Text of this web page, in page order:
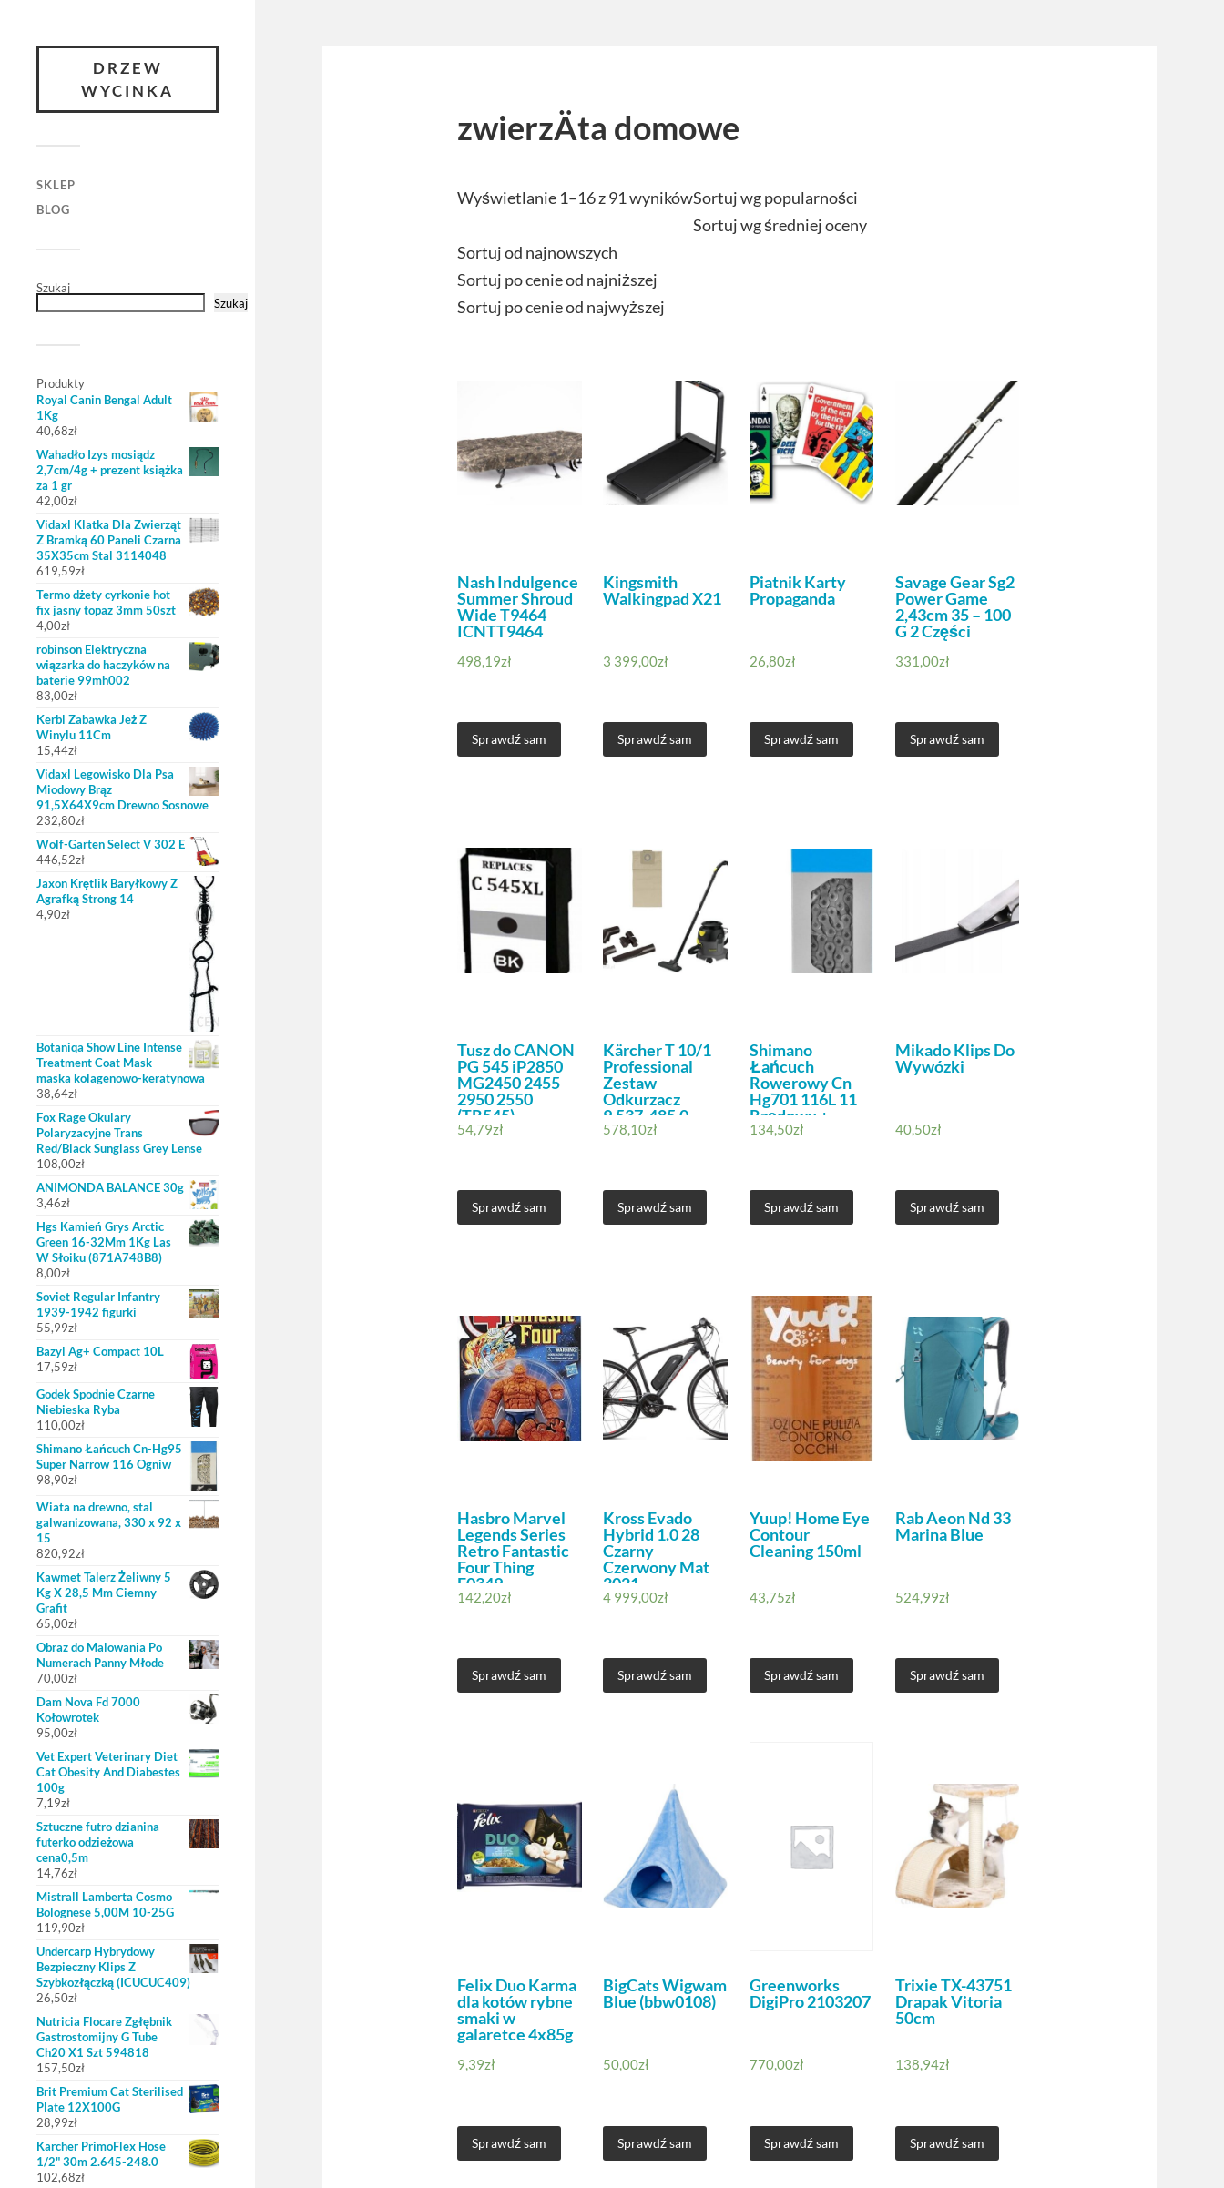
DRZEW
WYCINKA
SKLEP
BLOG
Szukaj
Szukaj
Produkty
Royal Canin Bengal Adult
1Kg
40,68zł
Wahadło Izys mosiądz
2,7cm/4g + prezent książka
za 1 gr
42,00zł
Vidaxl Klatka Dla Zwierząt
Z Bramką 60 Paneli Czarna
35X35cm Stal 3114048
619,59zł
Termo dżety cyrkonie hot
fix jasny topaz 3mm 50szt
4,00zł
robinson Elektryczna
wiązarka do haczyków na
baterie 99mh002
83,00zł
Kerbl Zabawka Jeż Z
Winylu 11Cm
15,44zł
Vidaxl Legowisko Dla Psa
Miodowy Brąz
91,5X64X9cm Drewno Sosnowe
232,80zł
Wolf-Garten Select V 302 E
446,52zł
Jaxon Krętlik Baryłkowy Z
Agrafką Strong 14
4,90zł
Botaniqa Show Line Intense
Treatment Coat Mask
maska kolagenowo-keratynowa
38,64zł
Fox Rage Okulary
Polaryzacyjne Trans
Red/Black Sunglass Grey Lense
108,00zł
ANIMONDA BALANCE 30g
3,46zł
Hgs Kamień Grys Arctic
Green 16-32Mm 1Kg Las
W Słoiku (871A748B8)
8,00zł
Soviet Regular Infantry
1939-1942 figurki
55,99zł
Bazyl Ag+ Compact 10L
17,59zł
Godek Spodnie Czarne
Niebieska Ryba
110,00zł
Shimano Łańcuch Cn-Hg95
Super Narrow 116 Ogniw
98,90zł
Wiata na drewno, stal
galwanizowana, 330 x 92 x
15
820,92zł
Kawmet Talerz Żeliwny 5
Kg X 28,5 Mm Ciemny
Grafit
65,00zł
Obraz do Malowania Po
Numerach Panny Młode
70,00zł
Dam Nova Fd 7000
Kołowrotek
95,00zł
Vet Expert Veterinary Diet
Cat Obesity And Diabestes
100g
7,19zł
Sztuczne futro dzianina
futerko odzieżowa
cena0,5m
14,76zł
Mistrall Lamberta Cosmo
Bolognese 5,00M 10-25G
119,90zł
Undercarp Hybrydowy
Bezpieczny Klips Z
Szybkozłączką (ICUCUC409)
26,50zł
Nutricia Flocare Zgłębnik
Gastrostomijny G Tube
Ch20 X1 Szt 594818
157,50zł
Brit Premium Cat Sterilised
Plate 12X100G
28,99zł
Karcher PrimoFlex Hose
1/2" 30m 2.645-248.0
102,68zł
zwierzÄta domowe
Wyświetlanie 1–16 z 91 wynikówSortuj wg popularności
Sortuj wg średniej oceny
Sortuj od najnowszych
Sortuj po cenie od najniższej
Sortuj po cenie od najwyższej
Nash Indulgence
Summer Shroud
Wide T9464
ICNTT9464
498,19zł
Sprawdź sam
Kingsmith
Walkingpad X21
3 399,00zł
Sprawdź sam
Piatnik Karty
Propaganda
26,80zł
Sprawdź sam
Savage Gear Sg2
Power Game
2,43cm 35 – 100
G 2 Części
331,00zł
Sprawdź sam
Tusz do CANON
PG 545 iP2850
MG2450 2455
2950 2550
(TR545)
54,79zł
Sprawdź sam
Kärcher T 10/1
Professional
Zestaw
Odkurzacz
9.537-485.0
578,10zł
Sprawdź sam
Shimano
Łańcuch
Rowerowy Cn
Hg701 116L 11
Rzędowy +
Spinka
134,50zł
Sprawdź sam
Mikado Klips Do
Wywózki
40,50zł
Sprawdź sam
Hasbro Marvel
Legends Series
Retro Fantastic
Four Thing
F0349
142,20zł
Sprawdź sam
Kross Evado
Hybrid 1.0 28
Czarny
Czerwony Mat
2021
4 999,00zł
Sprawdź sam
Yuup! Home Eye
Contour
Cleaning 150ml
43,75zł
Sprawdź sam
Rab Aeon Nd 33
Marina Blue
524,99zł
Sprawdź sam
Felix Duo Karma
dla kotów rybne
smaki w
galaretce 4x85g
9,39zł
Sprawdź sam
BigCats Wigwam
Blue (bbw0108)
50,00zł
Sprawdź sam
Greenworks
DigiPro 2103207
770,00zł
Sprawdź sam
Trixie TX-43751
Drapak Vitoria
50cm
138,94zł
Sprawdź sam